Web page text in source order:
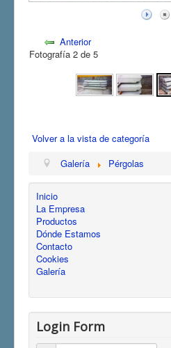
Anterior
Fotografía 2 de 5
Volver a la vista de categoría
Galería
Pérgolas
Inicio
La Empresa
Productos
Dónde Estamos
Contacto
Cookies
Galería
Login Form